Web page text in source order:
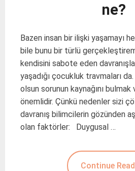
ne?
Bazen insan bir ilişki yaşamayı
bile bunu bir türlü
kendisini sabote eden
yaşadığı çocukluk travmaları
olsun sorunun kaynağını
önemlidir. Çünkü nedenler sizi
davranış bilimcilerin gözünden
olan faktörler: Duygusal …
Continue